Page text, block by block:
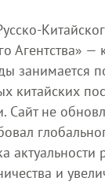
Агентства» —
занимается
китайских
Сайт не
актуальности
и